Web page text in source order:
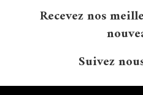
Recevez nos
Suivez